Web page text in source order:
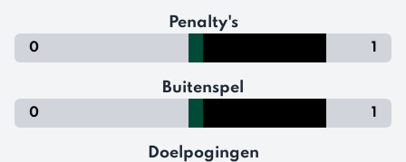
Penalty's
0 1
Buitenspel
0 1
Doelpogingen